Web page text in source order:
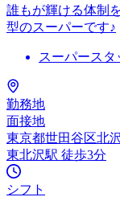
誰もが輝ける体制
型のスーパーです♪
スーパースタ
勤務地
面接地
東京都世田谷区北
東北沢駅 徒歩3分
シフト